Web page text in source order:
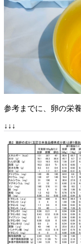
参考までに、卵の栄養
↓↓↓